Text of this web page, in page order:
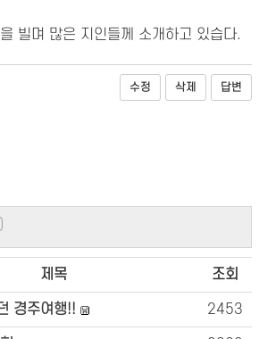
빌며 많은 지인들께 소개하고 있습다.
수정 삭제 답변
제목 조회
경주여행!! 2453